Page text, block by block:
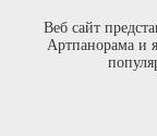
Веб сайт
Артпанорама и